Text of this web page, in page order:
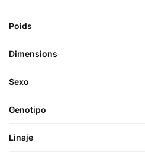
Poids
Dimensions
Sexo
Genotipo
Linaje